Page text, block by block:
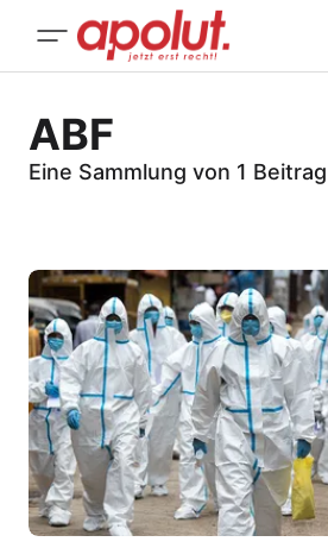
ABF
Eine Sammlung von 1 Beitrag